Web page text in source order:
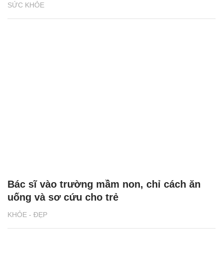
SỨC KHỎE
KHỎE - ĐẸP
Bác sĩ vào trường mầm non, chỉ cách ăn
uống và sơ cứu cho trẻ